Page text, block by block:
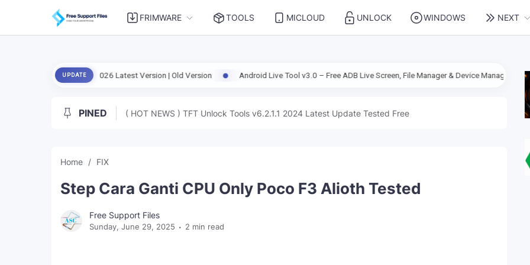
FRIMWARE TOOLS MICLOUD UNLOCK WINDOWS NEXT
UPDATE
V1.08.07.2026 Latest Version | Old Version Android Live Tool v3.0 – Free ADB Live Screen, File Manager & Device Management File
PINED ( HOT NEWS ) TFT Unlock Tools v6.2.1.1 2024 Latest Update Tested Free
Home FIX
Step Cara Ganti CPU Only Poco F3 Alioth Tested
Free Support Files
Sunday, June 29, 2025 2 min read